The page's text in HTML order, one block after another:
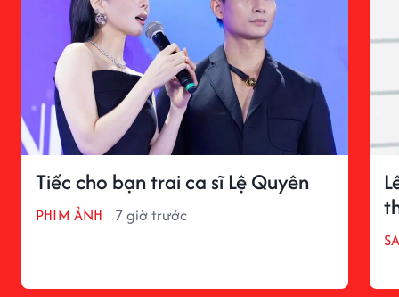
Tiếc cho bạn trai ca sĩ Lệ Quyên
PHIM ẢNH 7 giờ trước